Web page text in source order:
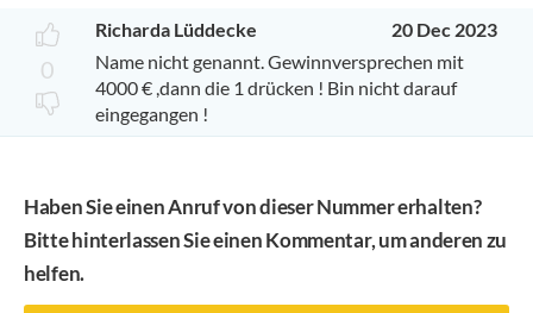
0
Richarda Lüddecke
20 Dec 2023
Name nicht genannt. Gewinnversprechen mit
4000 € ,dann die 1 drücken ! Bin nicht darauf
eingegangen !
Haben Sie einen Anruf von dieser Nummer erhalten?
Bitte hinterlassen Sie einen Kommentar, um anderen zu
helfen.